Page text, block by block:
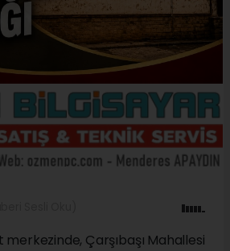
merkezinde, Çarşıbaşı Mahallesi